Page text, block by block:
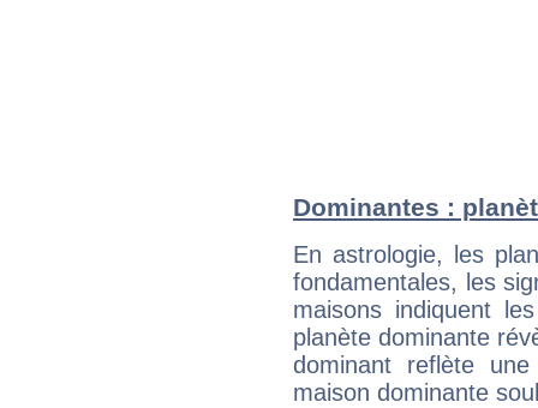
Dominantes :
En astrologie, les
fondamentales, les
maisons indiquent
planète dominante
dominant reflète
maison dominante